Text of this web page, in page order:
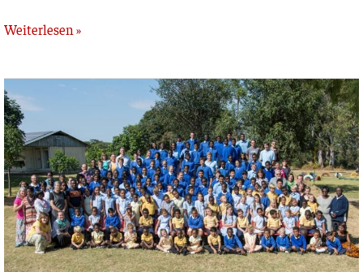
Weiterlesen »
Amano-
Schule
–
Sambia